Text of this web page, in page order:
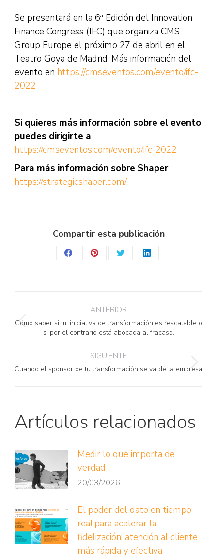
Se presentará en la 6ª Edición del Innovation
Finance Congress (IFC) que organiza CMS
Group Europe el próximo 27 de abril en el
Teatro Goya de Madrid. Más información del
evento en https://cmseventos.com/evento/ifc-
2022
Si quieres más información sobre el evento
puedes dirigirte a
https://cmseventos.com/evento/ifc-2022
Para más información sobre Shaper
https://strategicshaper.com/
Compartir esta publicación
Share
Share
Share
Share
Navegación
entre
publicaciones
ANTERIOR
Publicación
Cómo saber si mi iniciativa de transformación es rescatable o
si por el contrario está abocada al fracaso.
SIGUIENTE
Publicación
Cuando el sponsor de tu transformación se va de la empresa
Artículos relacionados
Medir lo que importa de
verdad
20/03/2026
El poder del dato en tiempo
real para acelerar la
fidelización: atención al cliente
más rápida y efectiva